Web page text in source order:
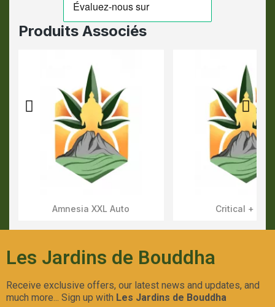
Produits Associés
Aperçu Rapide
Amnesia XXL Auto Aperçu
Critical +
Les Jardins de Bouddha
Receive exclusive offers, our latest news and updates, and
much more... Sign up with Les Jardins de Bouddha